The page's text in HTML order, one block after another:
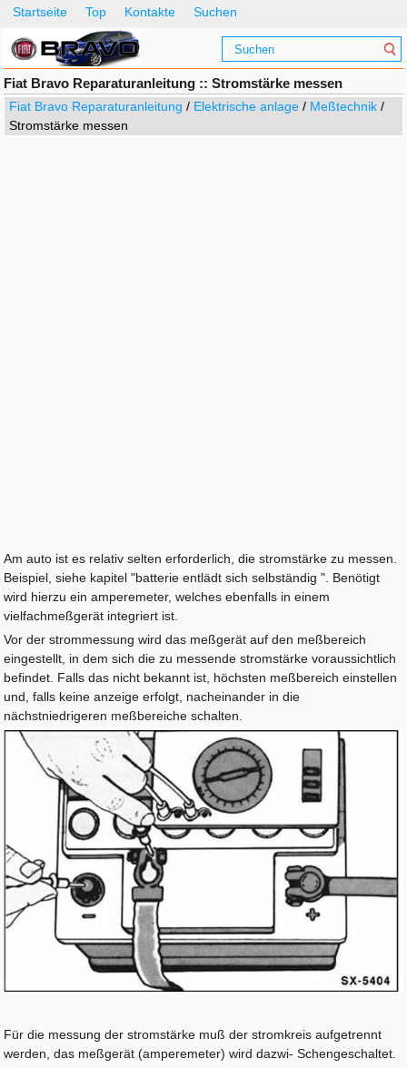
Startseite Top Kontakte Suchen
Fiat Bravo Reparaturanleitung :: Stromstärke messen
Fiat Bravo Reparaturanleitung / Elektrische anlage / Meßtechnik /
Stromstärke messen
Am auto ist es relativ selten erforderlich, die stromstärke zu messen.
Beispiel, siehe kapitel "batterie entlädt sich selbständig ". Benötigt
wird hierzu ein amperemeter, welches ebenfalls in einem
vielfachmeßgerät integriert ist.
Vor der strommessung wird das meßgerät auf den meßbereich
eingestellt, in dem sich die zu messende stromstärke voraussichtlich
befindet. Falls das nicht bekannt ist, höchsten meßbereich einstellen
und, falls keine anzeige erfolgt, nacheinander in die
nächstniedrigeren meßbereiche schalten.
Für die messung der stromstärke muß der stromkreis aufgetrennt
werden, das meßgerät (amperemeter) wird dazwi- Schengeschaltet.